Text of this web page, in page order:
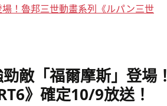
敵「福爾摩斯」登場！
》確定10/9放送！